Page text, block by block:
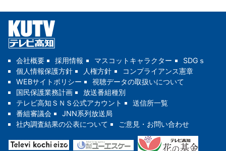
会社概要 採用情報 マスコットキャラクター
SDGｓ
個人情報保護方針
人権方針
コンプライアンス憲章
WEBサイトポリシー
視聴データの取扱いについて
国民保護業務計画
放送番組種別
テレビ高知ＳＮＳ公式アカウント
送信所一覧
番組審議会
JNN系列放送局
社内調査結果の公表について
ご意見・お問い合わせ